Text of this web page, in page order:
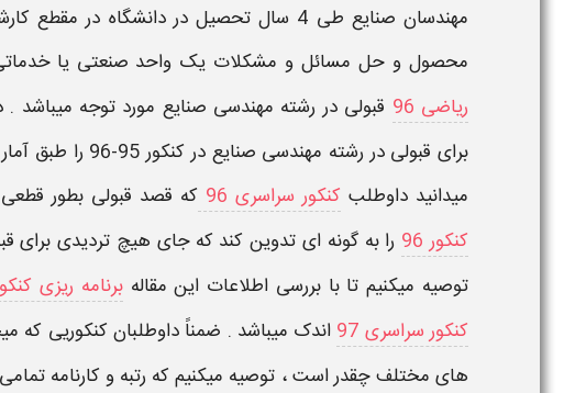
مهندسان صنایع طی 4 سال تحصیل در دانشگاه
محصول و حل مسائل و مشکلات یک واحد صنعتی یا خدماتی
ریاضی 96
قبولی در رشته مهندسی صنایع مورد توجه میباشد .
برای قبولی در رشته مهندسی صنایع در کنکور 95-96
را طبق آمار
میدانید داوطلب کنکور سراسری 96 که قصد قبولی بطور
کنکور 96
را به گونه ای تدوین کند که جای هیچ تردیدی برای
توصیه میکنیم تا با بررسی اطلاعات این مقالهبرنامه ریزی
کنکور سراسری 97
اندک میباشد . ضمناً داوطلبان کنکوریی که
های مختلف چقدر است ، توصیه میکنیم که رتبه و کارنامه